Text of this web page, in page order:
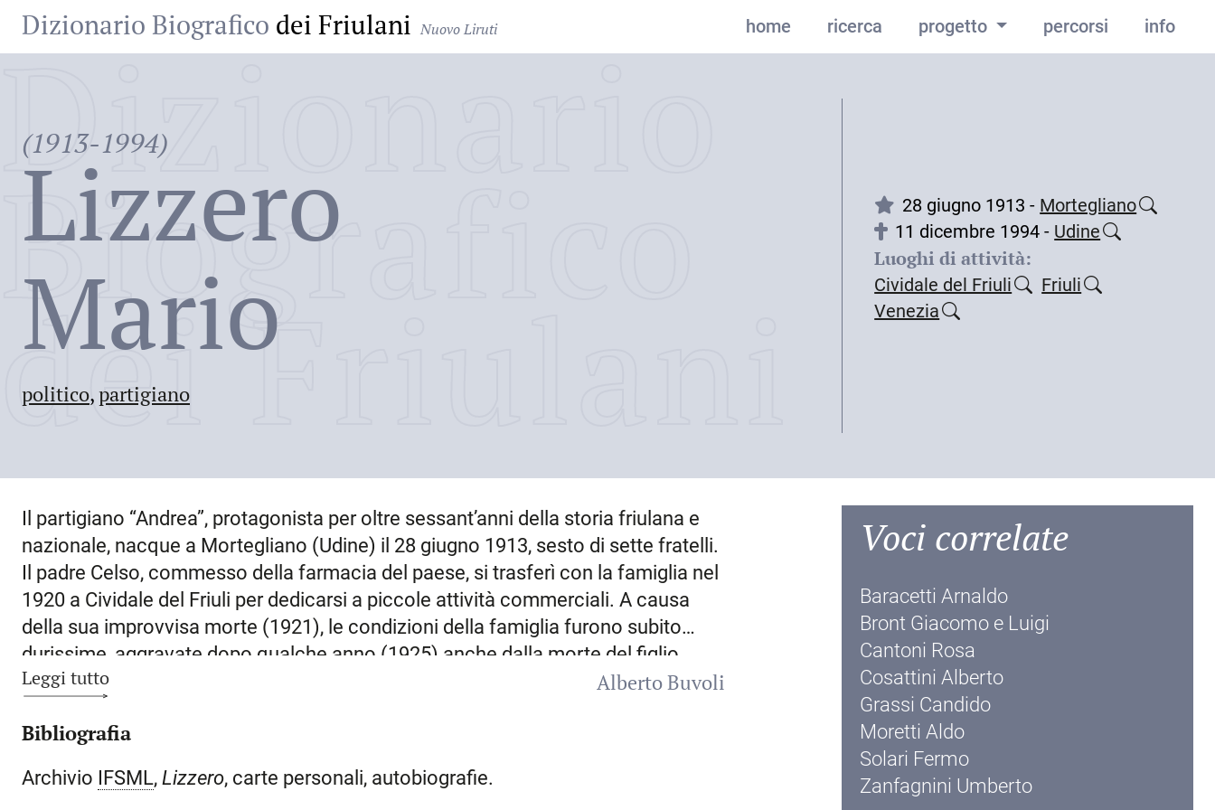
Dizionario Biografico dei Friulani Nuovo Liruti home ricerca progetto percorsi info
(1913-1994)
Lizzero
Mario
politico,partigiano
Dizionario
Biografico
dei Friulani
28 giugno 1913 - Mortegliano
11 dicembre 1994 - Udine
Luoghi di attività:
Cividale del Friuli
Friuli
Venezia
Il partigiano “Andrea”, protagonista per oltre sessant’anni della storia friulana e
nazionale, nacque a Mortegliano (Udine) il 28 giugno 1913, sesto di sette fratelli.
Il padre Celso, commesso della farmacia del paese, si trasferì con la famiglia nel
1920 a Cividale del Friuli per dedicarsi a piccole attività commerciali. A causa
della sua improvvisa morte (1921), le condizioni della famiglia furono subito
durissime, aggravate dopo qualche anno (1925) anche dalla morte del figlio
maggiore, che procurava le uniche entrate per l’intera famiglia. Tutti i fratelli,
Mario, dopo qualche esperienza di lavoro presso un panificio, a tredici anni
frattempo la conoscenza del pittore Luigi Bront, dello scultore Leone Morandini
Leggi tutto
Alberto Buvoli
Bibliografia
Archivio IFSML, Lizzero, carte personali, autobiografie.
Voci correlate
Baracetti Arnaldo
Bront Giacomo e Luigi
Cantoni Rosa
Cosattini Alberto
Grassi Candido
Moretti Aldo
Solari Fermo
Zanfagnini Umberto